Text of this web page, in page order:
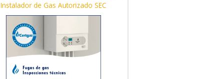
Instalador de Gas Autorizado SEC